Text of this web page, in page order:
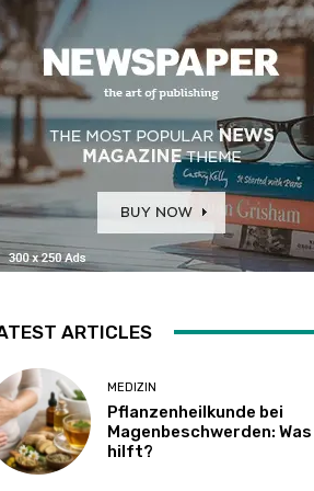
ARTICLES
MEDIZIN
Pflanzenheilkunde bei
Magenbeschwerden: Was
hilft?